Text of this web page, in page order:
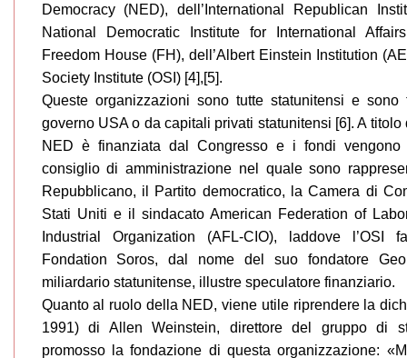
Democracy (NED), dell’International Republican
National Democratic Institute for International
Freedom House (FH), dell’Albert Einstein Institution
Society Institute (OSI) [4],[5].
Queste organizzazioni sono tutte statunitensi e sono
governo USA o da capitali privati statunitensi [6]. A titolo
NED è finanziata dal Congresso e i fondi
consiglio di amministrazione nel quale sono
Repubblicano, il Partito democratico, la Camera di
Stati Uniti e il sindacato American Federation of
Industrial Organization (AFL-CIO), laddove l’OSI
Fondation Soros, dal nome del suo fondatore
miliardario statunitense, illustre speculatore finanziario.
Quanto al ruolo della NED, viene utile riprendere la
1991) di Allen Weinstein, direttore del gruppo di
promosso la fondazione di questa organizzazione: